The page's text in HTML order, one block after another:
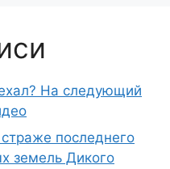
На следующий
последнего
земель Дикого